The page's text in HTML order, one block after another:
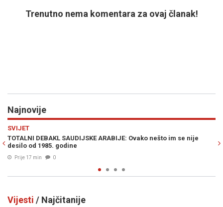
Trenutno nema komentara za ovaj članak!
Najnovije
HRONIKA
GOŠĆA ZAPALILA APARTMAN NA JADRANU: Vlasnik tvrdi da
gosti smijali dok je kuća gorjela
Prije 17 min
Vijesti / Najčitanije